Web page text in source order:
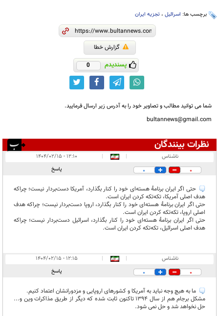
برچسب ها: اسرائیل ، تجزیه ایران
گزارش خطا
پسندیدم 0
شما می توانید مطالب و تصاویر خود را به آدرس زیر ارسال فرمایید.
bultannews@gmail.com
نظرات بینندگان
در انتظار بررسی:
ناشناس |
|
۱۲:۱۰ - ۱۴۰۴/۰۲/۱۵
0
0 پاسخ
حتی اگر ایران برنامۀ هسته‌ای خود را کنار بگذارد، آمریکا دست‌بردار نیست؛ چراکه
هدف اصلی آمریکا، تکه‌تکه کردن ایران است.
حتی اگر ایران برنامۀ هسته‌ای خود را کنار بگذارد، اروپا دست‌بردار نیست؛ چراکه هدف
اصلی اروپا، تکه‌تکه کردن ایران است.
حتی اگر ایران برنامۀ هسته‌ای خود را کنار بگذارد، اسرائیل دست‌بردار نیست؛ چراکه
هدف اصلی اسرائیل، تکه‌تکه کردن ایران است.
ناشناس |
|
۱۲:۱۵ - ۱۴۰۴/۰۲/۱۵
0
0 پاسخ
ما به هیچ وجه نباید به آمریکا و کشورهای اروپایی و مزدورانشان اعتماد کنیم.
مشکل برجام هم از سال 1394 تاکنون ثابت شده که دیگر از طریق مذاکرات وین و...
حل نخواهد شد و حل نمی شود.